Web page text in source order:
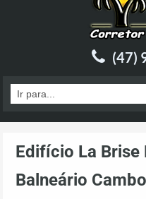
(47)
Edifício La Brise
Balneário